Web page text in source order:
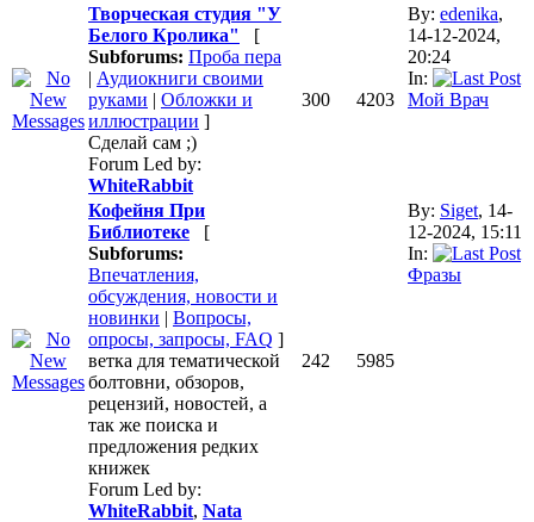
Творческая студия "У
Белого Кролика"
[
Subforums: Проба пера
| Аудиокниги своими
руками | Обложки и
иллюстрации ]
Сделай сам ;)
Forum Led by:
WhiteRabbit
300 4203
By: edenika,
14-12-2024,
20:24
In:
Мой Врач
Кофейня При
Библиотеке
[
Subforums:
Впечатления,
обсуждения, новости и
новинки | Вопросы,
опросы, запросы, FAQ ]
ветка для тематической
болтовни, обзоров,
рецензий, новостей, а
так же поиска и
предложения редких
книжек
Forum Led by:
WhiteRabbit, Nata
242 5985
By: Siget, 14-
12-2024, 15:11
In:
Фразы